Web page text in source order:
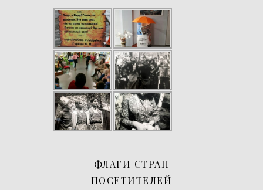
ФЛАГИ СТРАН
ПОСЕТИТЕЛЕЙ